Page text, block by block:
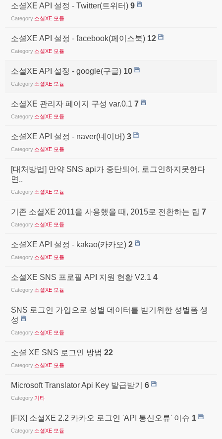
소셜XE API 설정 - Twitter(트위터) 9
Category 소셜XE 모듈
소셜XE API 설정 - facebook(페이스북) 12
Category 소셜XE 모듈
소셜XE API 설정 - google(구글) 10
Category 소셜XE 모듈
소셜XE 관리자 페이지 구성 var.0.1 7
Category 소셜XE 모듈
소셜XE API 설정 - naver(네이버) 3
Category 소셜XE 모듈
[대처방법] 만약 SNS api가 중단되어, 로그인하지못한다
면..
Category 소셜XE 모듈
기존 소셜XE 2011을 사용했을 때, 2015로 전환하는 팁 7
Category 소셜XE 모듈
소셜XE API 설정 - kakao(카카오) 2
Category 소셜XE 모듈
소셜XE SNS 프로필 API 지원 현황 V2.1 4
Category 소셜XE 모듈
SNS 로그인 가입으로 성별 데이터를 받기위한 성별폼 생
성
Category 소셜XE 모듈
소셜 XE SNS 로그인 방법 22
Category 소셜XE 모듈
Microsoft Translator Api Key 발급받기 6
Category 기타
[FIX] 소셜XE 2.2 카카오 로그인 'API 통신오류' 이슈 1
Category 소셜XE 모듈